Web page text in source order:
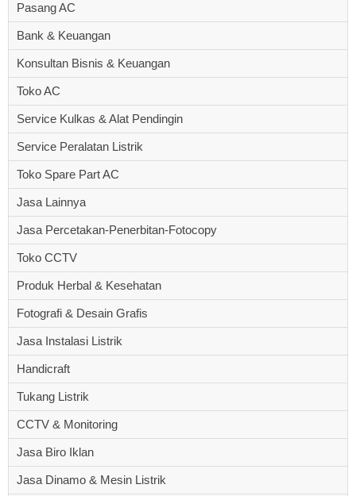
Pasang AC
Bank & Keuangan
Konsultan Bisnis & Keuangan
Toko AC
Service Kulkas & Alat Pendingin
Service Peralatan Listrik
Toko Spare Part AC
Jasa Lainnya
Jasa Percetakan-Penerbitan-Fotocopy
Toko CCTV
Produk Herbal & Kesehatan
Fotografi & Desain Grafis
Jasa Instalasi Listrik
Handicraft
Tukang Listrik
CCTV & Monitoring
Jasa Biro Iklan
Jasa Dinamo & Mesin Listrik